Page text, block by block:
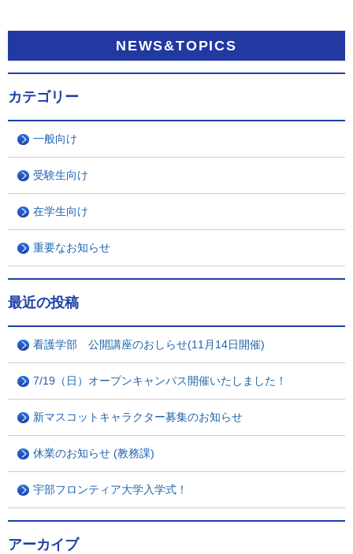
NEWS&TOPICS
カテゴリー
一般向け
受験生向け
在学生向け
重要なお知らせ
最近の投稿
看護学部 公開講座のおしらせ(11月14日開催)
7/19（日）オープンキャンパス開催いたしました！
新マスコットキャラクター募集のお知らせ
休業のお知らせ (教務課)
宇部フロンティア大学入学式！
アーカイブ